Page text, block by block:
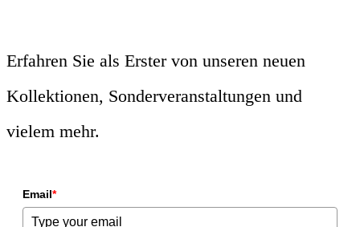
Erfahren Sie als Erster von unseren neuen
Kollektionen, Sonderveranstaltungen und
vielem mehr.
Email*